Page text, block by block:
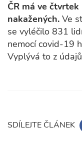
ČR má ve
nakažených. Ve
se vyléčilo 831
nemocí covid-19
Vyplývá to z
SDÍLEJTE ČLÁNEK